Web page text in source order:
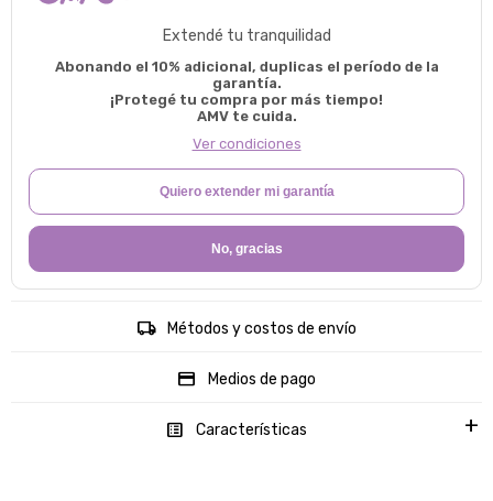
Extendé tu tranquilidad
Abonando el 10% adicional, duplicas el período de la
garantía.
¡Protegé tu compra por más tiempo!
AMV te cuida.
Ver condiciones
Quiero extender mi garantía
No, gracias
Métodos y costos de envío
Medios de pago
Características